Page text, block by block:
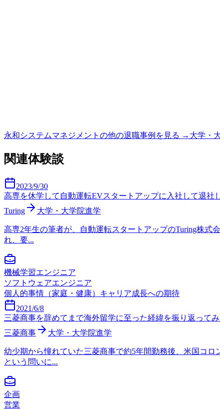
永和システムマネジメント の他の退職事例を見る → 大学・
関連体験談
2023/9/30
高専を休学して自動運転EVスタートアップに入社して退社
Turing
大学・大学院進学
高専2年生の筆者が、自動運転スタートアップのTuring株
れ、要...
機械学習エンジニア
ソフトウェアエンジニア
個人的事情（家庭・健康） キャリア成長への期待
2021/6/8
三菱商事を辞めてまで海外留学に至った経緯を振り返ってみ
三菱商事
大学・大学院進学
幼少期から憧れていた三菱商事で約5年間勤務後、米国コ
という問いに...
企画
営業